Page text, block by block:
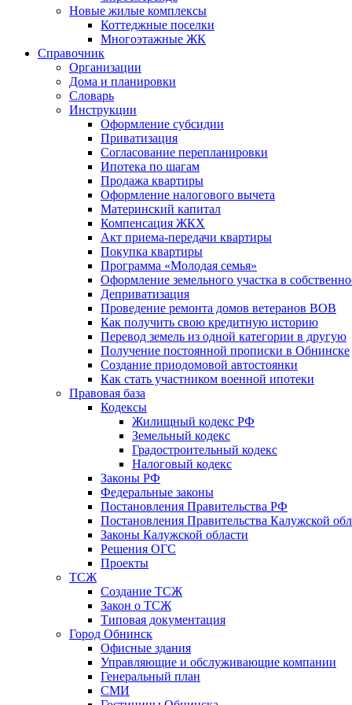
Новые жилые комплексы
Коттеджные поселки
Многоэтажные ЖК
Справочник
Организации
Дома и планировки
Словарь
Инструкции
Оформление субсидии
Приватизация
Согласование перепланировки
Ипотека по шагам
Продажа квартиры
Оформление налогового вычета
Материнский капитал
Компенсация ЖКХ
Акт приема-передачи квартиры
Покупка квартиры
Программа «Молодая семья»
Оформление земельного участка в
Деприватизация
Проведение ремонта домов ветеранов ВОВ
Как получить свою кредитную историю
Перевод земель из одной категории в другую
Получение постоянной прописки в Обнинске
Создание приодомовой автостоянки
Как стать участником военной ипотеки
Правовая база
Кодексы
Жилищный кодекс РФ
Земельный кодекс
Градостроительный кодекс
Налоговый кодекс
Законы РФ
Федеральные законы
Постановления Правительства РФ
Постановления Правительства Калужской
Законы Калужской области
Решения ОГС
Проекты
ТСЖ
Создание ТСЖ
Закон о ТСЖ
Типовая документация
Город Обнинск
Офисные здания
Управляющие и обслуживающие компании
Генеральный план
СМИ